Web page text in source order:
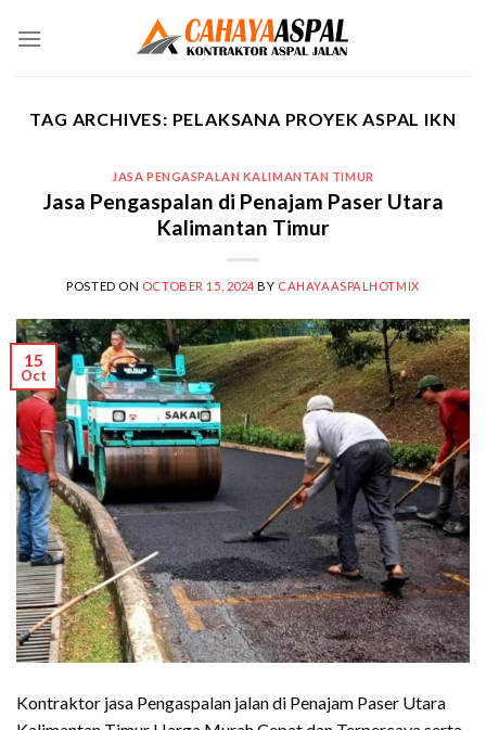
TAG ARCHIVES: PELAKSANA PROYEK ASPAL IKN
JASA PENGASPALAN KALIMANTAN TIMUR
Jasa Pengaspalan di Penajam Paser Utara
Kalimantan Timur
POSTED ON OCTOBER 15, 2024 BY CAHAYAASPALHOTMIX
15
Oct
Kontraktor jasa Pengaspalan jalan di Penajam Paser Utara